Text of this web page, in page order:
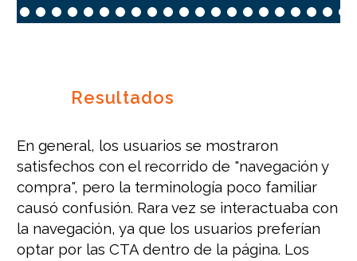
Resultados
En general, los usuarios se mostraron
satisfechos con el recorrido de "navegación y
compra", pero la terminología poco familiar
causó confusión. Rara vez se interactuaba con
la navegación, ya que los usuarios preferían
optar por las CTA dentro de la página. Los